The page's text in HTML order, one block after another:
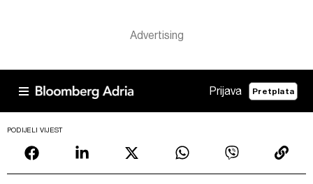
Prijava Pretplata
PODIJELI VIJEST